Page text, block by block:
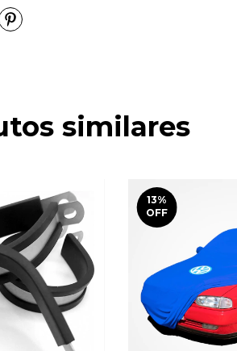
similares
13%
OFF